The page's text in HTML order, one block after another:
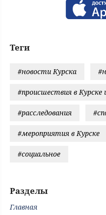
Теги
#новости Курска
#происшествия в Курске
#расследования
#мероприятия в Курске
#социальное
Разделы
Главная